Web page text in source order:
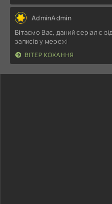
AdminAdmin
Вітаємо Вас, даний серіал є
записів у мережі
ВІТЕР КОХАННЯ